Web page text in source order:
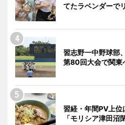
てたラベンダーで
習志野一中野球部
第80回大会で関東
習経・年間PV上位
「モリシア津田沼